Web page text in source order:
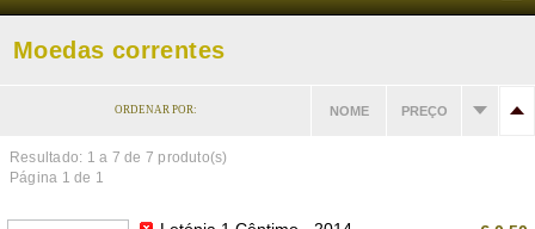
Moedas correntes
ORDENAR POR: NOME PREÇO
Resultado: 1 a 7 de 7 produto(s)
Página 1 de 1